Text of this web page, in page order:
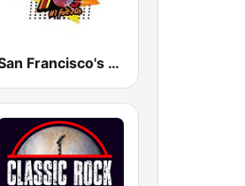
San Francisco's 70s HITS!